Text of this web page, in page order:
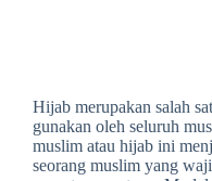
Hijab merupakan salah
gunakan oleh seluruh
muslim atau hijab ini
seorang muslim yang